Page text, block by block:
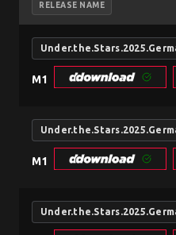
RELEASE NAME
M1
M1